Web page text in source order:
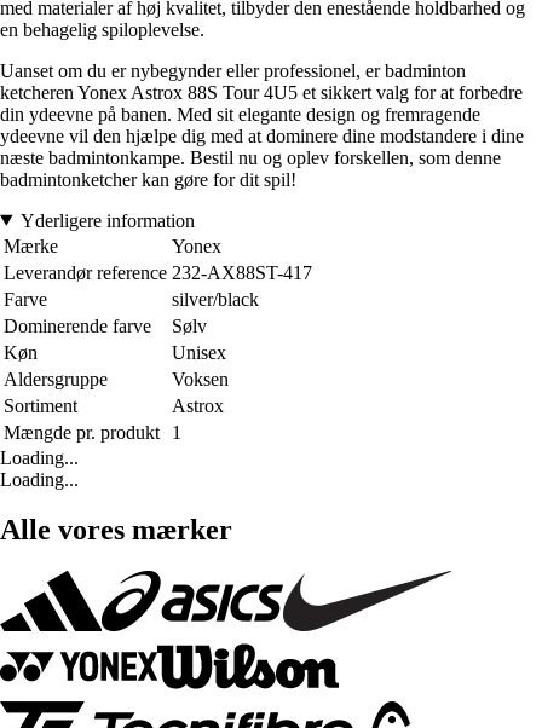
med materialer af høj kvalitet, tilbyder den enestående holdbarhed og
en behagelig spiloplevelse.
Uanset om du er nybegynder eller professionel, er badminton
ketcheren Yonex Astrox 88S Tour 4U5 et sikkert valg for at forbedre
din ydeevne på banen. Med sit elegante design og fremragende
ydeevne vil den hjælpe dig med at dominere dine modstandere i dine
næste badmintonkampe. Bestil nu og oplev forskellen, som denne
badmintonketcher kan gøre for dit spil!
Yderligere information
Mærke
Yonex
Leverandør reference 232-AX88ST-417
Farve
silver/black
Dominerende farve
Sølv
Køn
Unisex
Aldersgruppe
Voksen
Sortiment
Astrox
Mængde pr. produkt
1
Loading...
Loading...
Alle vores mærker